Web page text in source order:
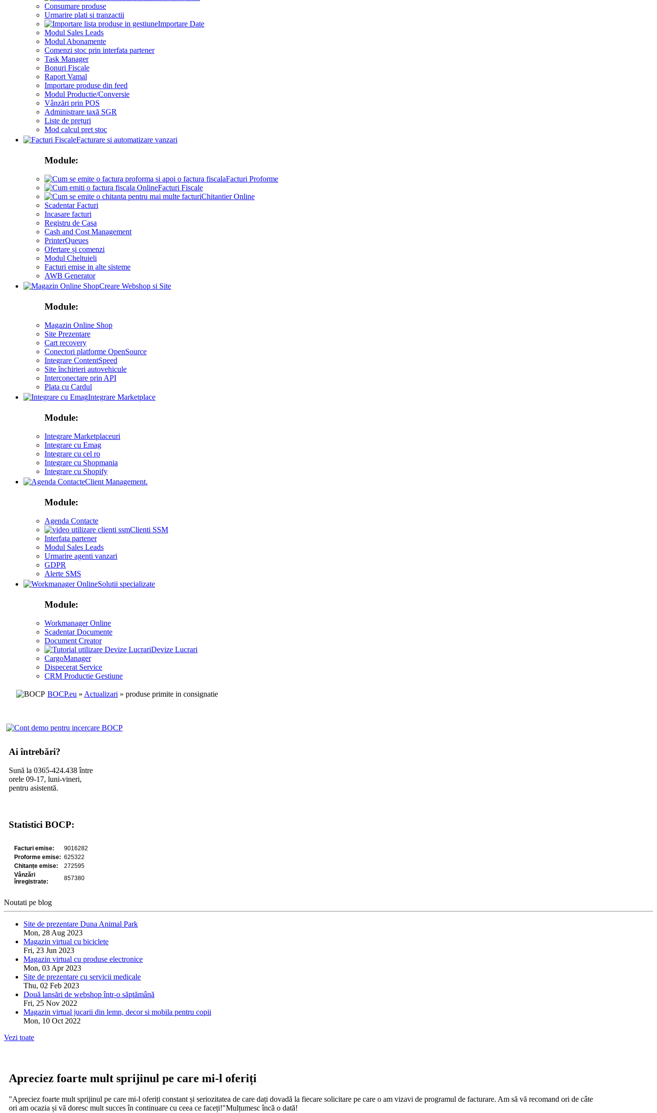
Consumare produse
Urmarire plati si tranzactii
Importare Date
Modul Sales Leads
Modul Abonamente
Comenzi stoc prin interfata partener
Task Manager
Bonuri Fiscale
Raport Vamal
Importare produse din feed
Modul Productie/Conversie
Vânzări prin POS
Administrare taxă SGR
Liste de prețuri
Mod calcul pret stoc
Facturare si automatizare vanzari
Module:
Facturi Proforme
Facturi Fiscale
Chitantier Online
Scadentar Facturi
Incasare facturi
Registru de Casa
Cash and Cost Management
PrinterQueues
Ofertare și comenzi
Modul Cheltuieli
Facturi emise in alte sisteme
AWB Generator
Creare Webshop si Site
Module:
Magazin Online Shop
Site Prezentare
Cart recovery
Conectori platforme OpenSource
Integrare ContentSpeed
Site închirieri autovehicule
Interconectare prin API
Plata cu Cardul
Integrare Marketplace
Module:
Integrare Marketplaceuri
Integrare cu Emag
Integrare cu cel ro
Integrare cu Shopmania
Integrare cu Shopify
Client Management.
Module:
Agenda Contacte
Clienti SSM
Interfata partener
Modul Sales Leads
Urmarire agenti vanzari
GDPR
Alerte SMS
Solutii specializate
Module:
Workmanager Online
Scadentar Documente
Document Creator
Devize Lucrari
CargoManager
Dispecerat Service
CRM Productie Gestiune
BOCP.eu » Actualizari » produse primite in consignatie
Ai întrebări?
Sună la 0365-424.438 între
orele 09-17, luni-vineri,
pentru asistentă.
Statistici BOCP:
Noutati pe blog
Site de prezentare Duna Animal Park
Mon, 28 Aug 2023
Magazin virtual cu biciclete
Fri, 23 Jun 2023
Magazin virtual cu produse electronice
Mon, 03 Apr 2023
Site de prezentare cu servicii medicale
Thu, 02 Feb 2023
Două lansări de webshop într-o săptămână
Fri, 25 Nov 2022
Magazin virtual jucarii din lemn, decor si mobila pentru copii
Mon, 10 Oct 2022
Vezi toate
Apreciez foarte mult sprijinul pe care mi-l oferiți
"Apreciez foarte mult sprijinul pe care mi-l oferiți constant și seriozitatea de care dați dovadă la fiecare solicitare pe care o am vizavi de programul de facturare. Am să vă recomand ori de câte
ori am ocazia și vă doresc mult succes în continuare cu ceea ce faceți!"Mulțumesc încă o dată!